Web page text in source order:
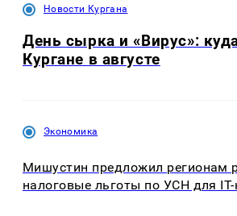
Новости Кургана
День сырка и «Вирус»:
Кургане в августе
Экономика
Мишустин предложил регионам
налоговые льготы по УСН для